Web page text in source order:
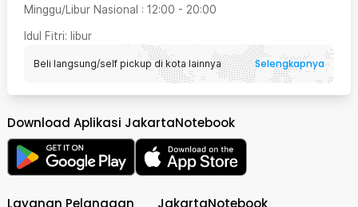
Minggu/Libur Nasional : 12:00 - 20:00
Idul Fitri: libur
Beli langsung/self pickup di kota lainnya Selengkapnya
Download Aplikasi JakartaNotebook
Layanan Pelanggan JakartaNotebook